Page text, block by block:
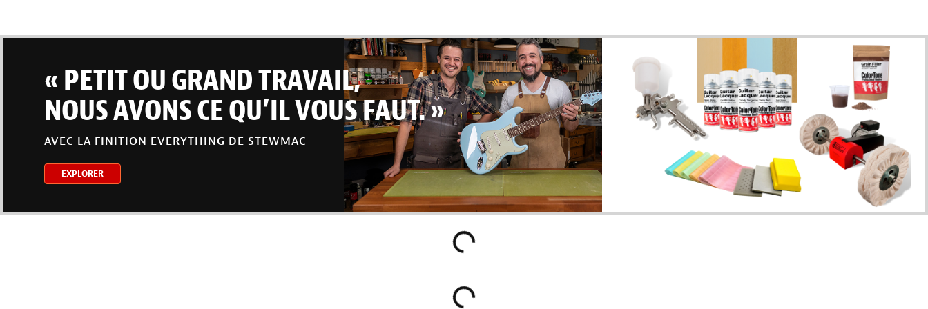
« PETIT OU GRAND TRAVAIL,
NOUS AVONS CE QU’IL VOUS FAUT. »
AVEC LA FINITION EVERYTHING DE STEWMAC
EXPLORER